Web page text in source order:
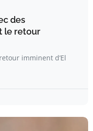
des
le retour
imminent d’El